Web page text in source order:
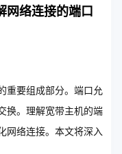
网络连接的端口
重要组成部分。端口允
换。理解宽带主机的端
网络连接。本文将深入